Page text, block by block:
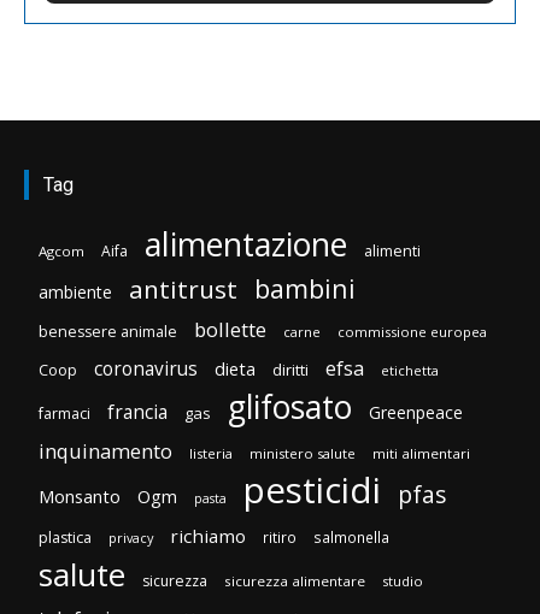
Tag
Agcom Aifa alimentazione alimenti
ambiente antitrust bambini
benessere animale bollette carne commissione europea
Coop coronavirus dieta diritti efsa etichetta
farmaci francia gas glifosato Greenpeace
inquinamento listeria ministero salute miti alimentari
Monsanto Ogm pasta pesticidi pfas
plastica privacy richiamo ritiro salmonella
salute sicurezza sicurezza alimentare studio